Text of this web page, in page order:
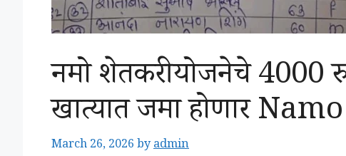
नमो शेतकरी योजनेचे 4000
खात्यात जमा होणार
March 26, 2026 byadmin